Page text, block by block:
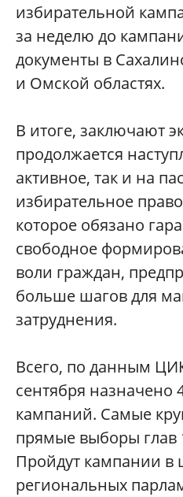
избирательной
за неделю до
документы в
и Омской областях.
В итоге, заключают
продолжается
активное, так и на
избирательное
которое обязано
свободное
воли граждан,
больше шагов для
затруднения.
Всего, по данным
сентября назначено
кампаний. Самые
прямые выборы глав
Пройдут кампании в
региональных